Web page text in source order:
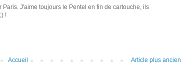
J'aime toujours le Pentel en fin de cartouche, ils
!
Article plus ancien
Accueil